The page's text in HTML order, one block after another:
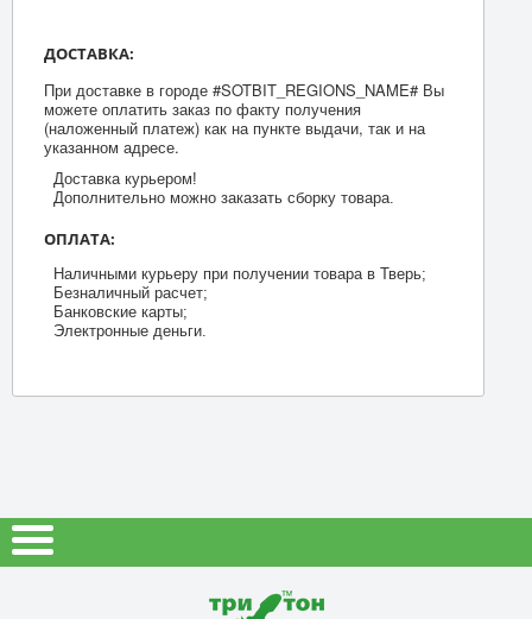
ДОСТАВКА:
При доставке в городе #SOTBIT_REGIONS_NAME# Вы
можете оплатить заказ по факту получения
(наложенный платеж) как на пункте выдачи, так и на
указанном адресе.
Доставка курьером!
Дополнительно можно заказать сборку товара.
ОПЛАТА:
Наличными курьеру при получении товара в Тверь;
Безналичный расчет;
Банковские карты;
Электронные деньги.